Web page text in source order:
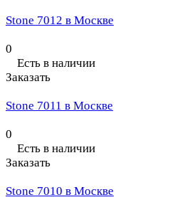
Stone 7012 в Москве
0
Есть в наличии
Заказать
Stone 7011 в Москве
0
Есть в наличии
Заказать
Stone 7010 в Москве